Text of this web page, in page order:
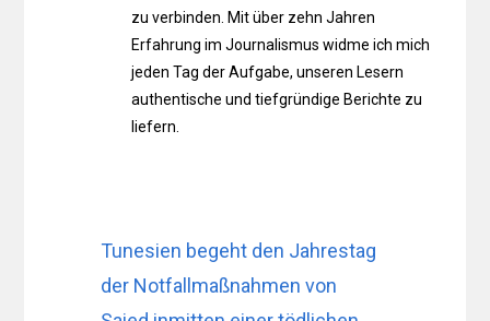
zu verbinden. Mit über zehn Jahren
Erfahrung im Journalismus widme ich mich
jeden Tag der Aufgabe, unseren Lesern
authentische und tiefgründige Berichte zu
liefern.
Tunesien begeht den Jahrestag
der Notfallmaßnahmen von